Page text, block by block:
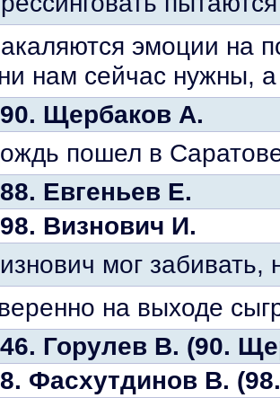
эмоции на
нам сейчас нужны,
90. Щербаков А.
пошел в
88. Евгеньев Е.
98. Визнович И.
мог забивать,
на выходе
46. Горулев В. (90.
8. Фасхутдинов В.